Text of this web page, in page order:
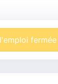
fermée